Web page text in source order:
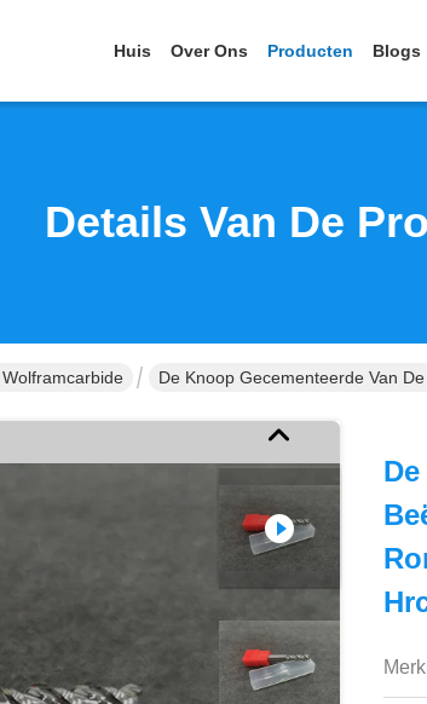
Huis Over Ons Producten Blogs
Details Van De
De Knoop Gecementeerde Van